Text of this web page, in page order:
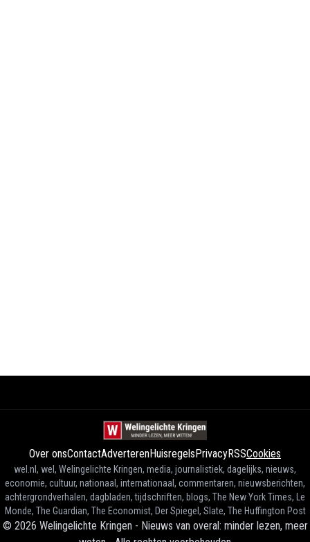
Over onsContactAdverterenHuisregelsPrivacyRSSCookies
wel.nl, wel, Welingelichte Kringen, media, journalistiek, dagelijks, nieuws,
economie, cultuur, nationaal, internationaal, commentaren, nieuwsberichten,
achtergrondverhalen, dagbladen, tijdschriften, blogs, The New York Times, Le
Monde, The Guardian, The Economist, Der Spiegel, Slate, The Huffington Post
© 2026 Welingelichte Kringen - Nieuws van overal: minder lezen, meer